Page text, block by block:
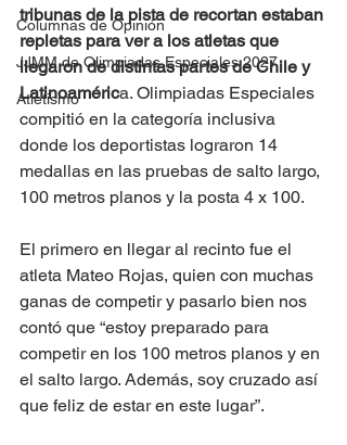
Columnas de Opinión
JJMM de Olimpiadas Especiales 2027
Atletismo
tribunas de la pista de recortan estaban
repletas para ver a los atletas que
llegaron de distintas partes de Chile y
Latinoamérica. Olimpiadas Especiales
compitió en la categoría inclusiva
donde los deportistas lograron 14
medallas en las pruebas de salto largo,
100 metros planos y la posta 4 x 100.
El primero en llegar al recinto fue el
atleta Mateo Rojas, quien con muchas
ganas de competir y pasarlo bien nos
contó que “estoy preparado para
competir en los 100 metros planos y en
el salto largo. Además, soy cruzado así
que feliz de estar en este lugar”.